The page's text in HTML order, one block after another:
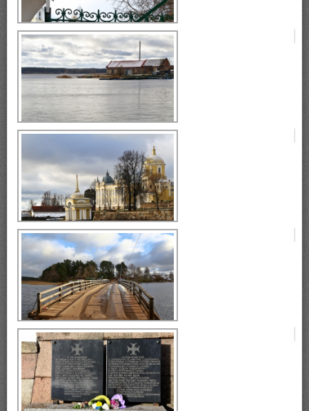
монастырь Нилова Пустынь
монастырь Нилова Пустынь
Селигер, монастырь Нилова
Пустынь
Селигер, монастырь Нилова
Пустынь, остров Столобный.
Селигер, монастырь Нилова
Пустынь, остров Столобный.